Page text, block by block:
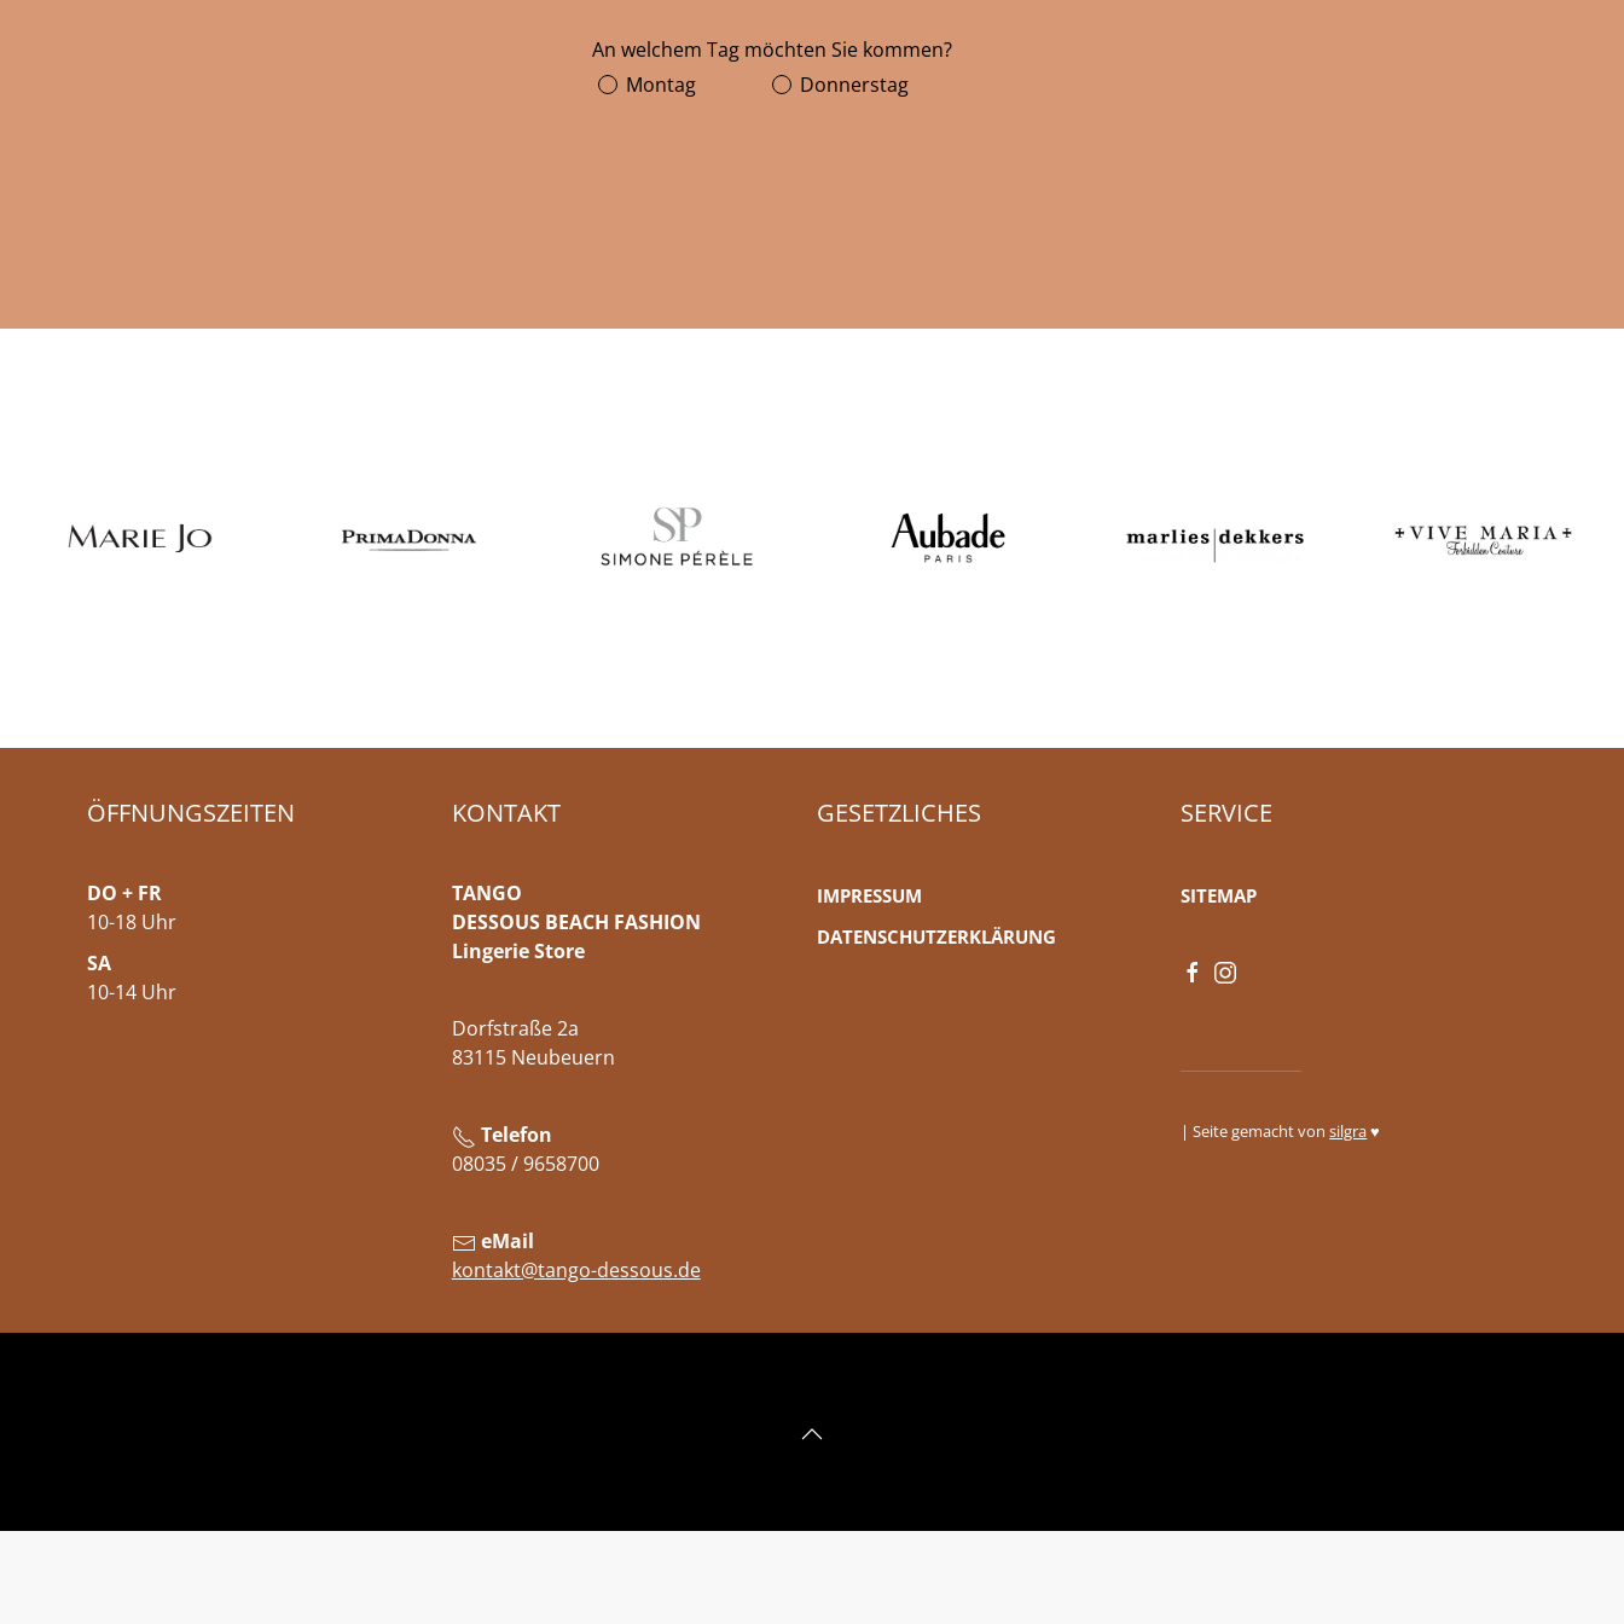
An welchem Tag möchten Sie kommen?
Montag
Donnerstag
ÖFFNUNGSZEITEN
DO + FR
10-18 Uhr
SA
10-14 Uhr
KONTAKT
TANGO
DESSOUS BEACH FASHION
Lingerie Store
Dorfstraße 2a
83115 Neubeuern
Telefon
08035 / 9658700
eMail
kontakt@tango-dessous.de
GESETZLICHES
IMPRESSUM
DATENSCHUTZERKLÄRUNG
SERVICE
SITEMAP
| Seite gemacht vonsilgra♥